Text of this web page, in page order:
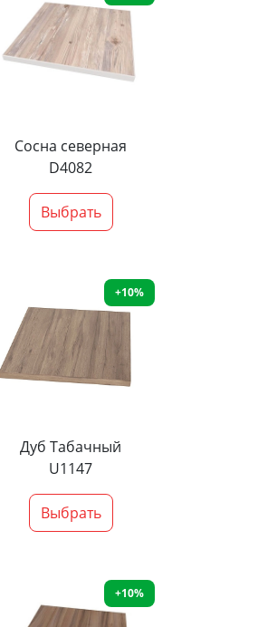
Сосна северная
D4082
Выбрать
+10%
Дуб Табачный
U1147
Выбрать
+10%